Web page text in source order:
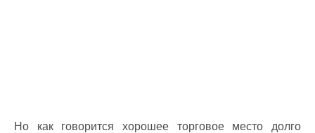
Но как говорится хорошее торговое место долго